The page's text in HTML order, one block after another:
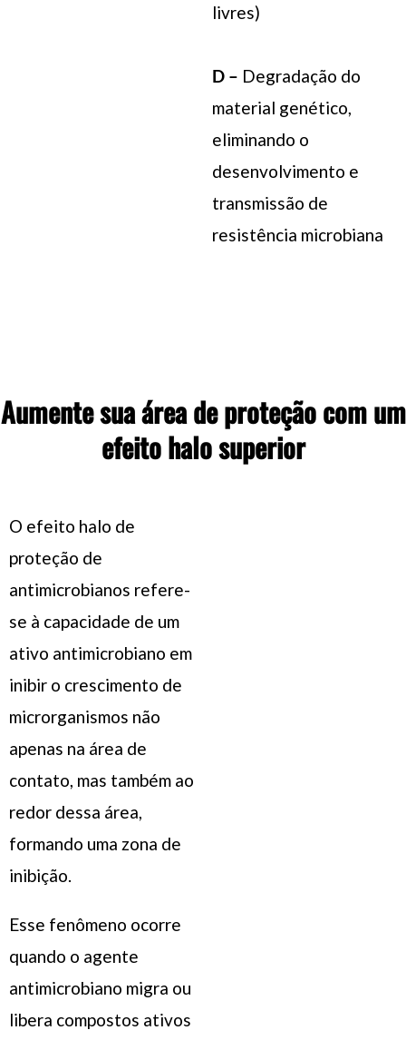
livres)
D – Degradação do
material genético,
eliminando o
desenvolvimento e
transmissão de
resistência microbiana
Aumente sua área de proteção com um
efeito halo superior
O efeito halo de
proteção de
antimicrobianos refere-
se à capacidade de um
ativo antimicrobiano em
inibir o crescimento de
microrganismos não
apenas na área de
contato, mas também ao
redor dessa área,
formando uma zona de
inibição.
Esse fenômeno ocorre
quando o agente
antimicrobiano migra ou
libera compostos ativos